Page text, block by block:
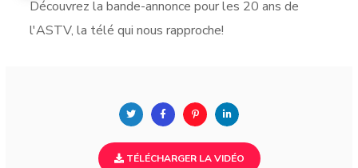
Découvrez la bande-annonce pour les 20 ans de
l'ASTV, la télé qui nous rapproche!
TÉLÉCHARGER LA VIDÉO